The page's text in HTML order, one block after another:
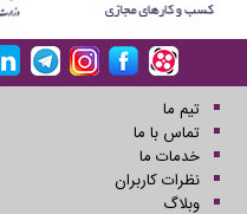
تیم ما
تماس با ما
خدمات ما
نظرات کاربران
وبلاگ